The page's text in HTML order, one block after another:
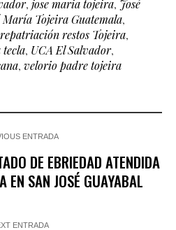
, jose maria tojeira, José
María Tojeira Guatemala,
repatriación restos Tojeira,
tecla, UCA El Salvador,
, velorio padre tojeira
ENTRADA
DE EBRIEDAD ATENDIDA
EN SAN JOSÉ GUAYABAL
ENTRADA